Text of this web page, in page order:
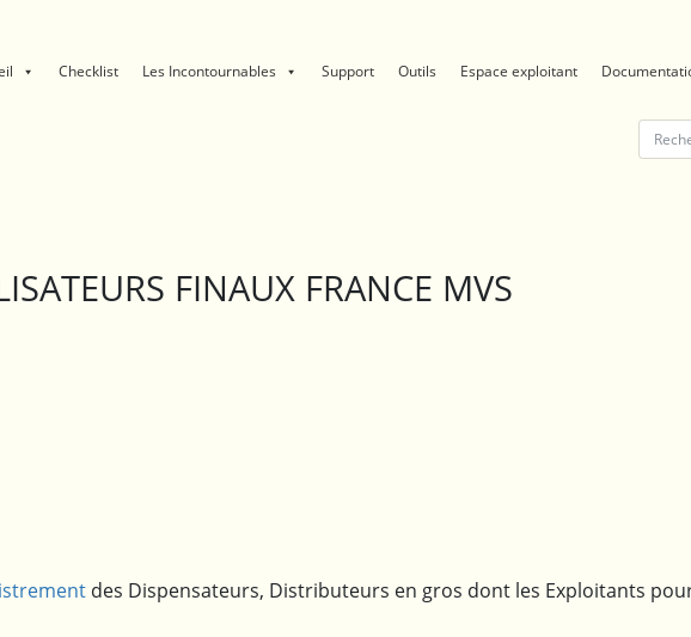
Checklist Les Incontournables Support Outils Espace exploitant
FINAUX FRANCE MVS
des Dispensateurs, Distributeurs en gros dont les Exploitants pour